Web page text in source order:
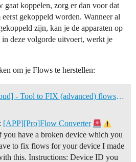
gaat koppelen, zorg er dan voor dat
gekoppeld worden. Wanneer al
zijn, kan je de apparaten op
deze volgorde uitvoert, werkt je
om je Flows te herstellen:
[HOW-TO][Pro][Cloud] - Tool to FIX (advanced) flows after removing and re-adding devices
[APP][Pro]Flow Converter
you have a broken device which you
to fix flows for your device I made
this. Instructions: Device ID you